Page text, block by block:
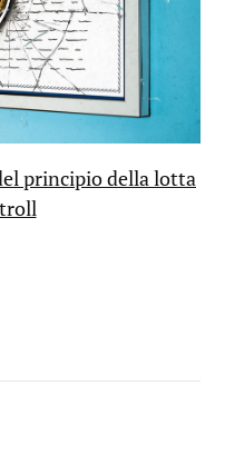
principio della lotta